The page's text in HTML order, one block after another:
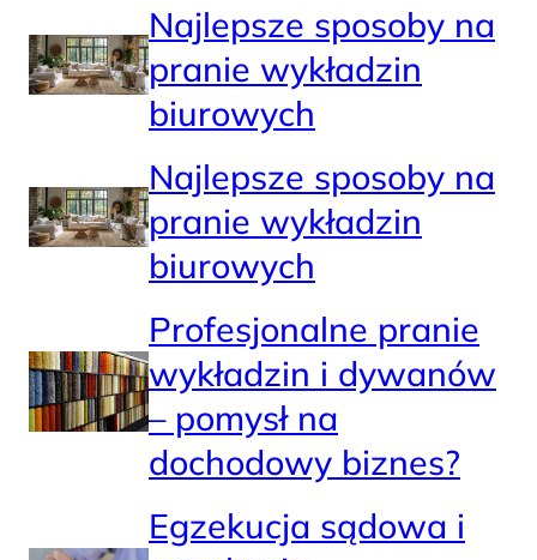
Najlepsze sposoby na
pranie wykładzin
biurowych
Najlepsze sposoby na
pranie wykładzin
biurowych
Profesjonalne pranie
wykładzin i dywanów
– pomysł na
dochodowy biznes?
Egzekucja sądowa i